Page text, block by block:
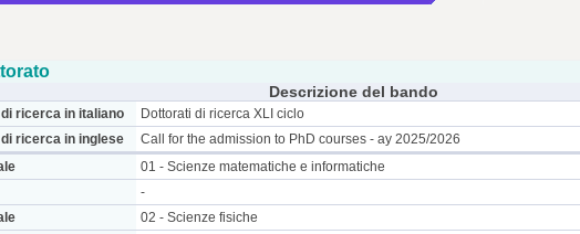
Descrizione del bando
ricerca in italiano
Dottorati di ricerca XLI ciclo
ricerca in inglese
Call for the admission to PhD courses - ay 2025/2026
01 - Scienze matematiche e informatiche
-
02 - Scienze fisiche